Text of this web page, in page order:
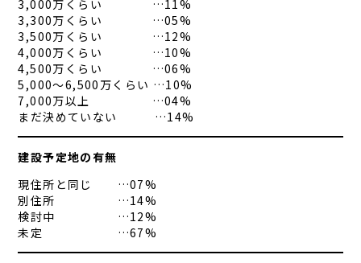
3,000万くらい …11%
3,300万くらい …05%
3,500万くらい …12%
4,000万くらい …10%
4,500万くらい …06%
5,000～6,500万くらい …10%
7,000万以上 …04%
まだ決めていない …14%
建設予定地の有無
現住所と同じ …07%
別住所 …14%
検討中 …12%
未定 …67%